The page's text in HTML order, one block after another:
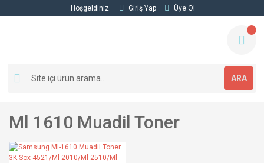
Hoşgeldiniz Giriş Yap Üye Ol
ARA
Ml 1610 Muadil Toner